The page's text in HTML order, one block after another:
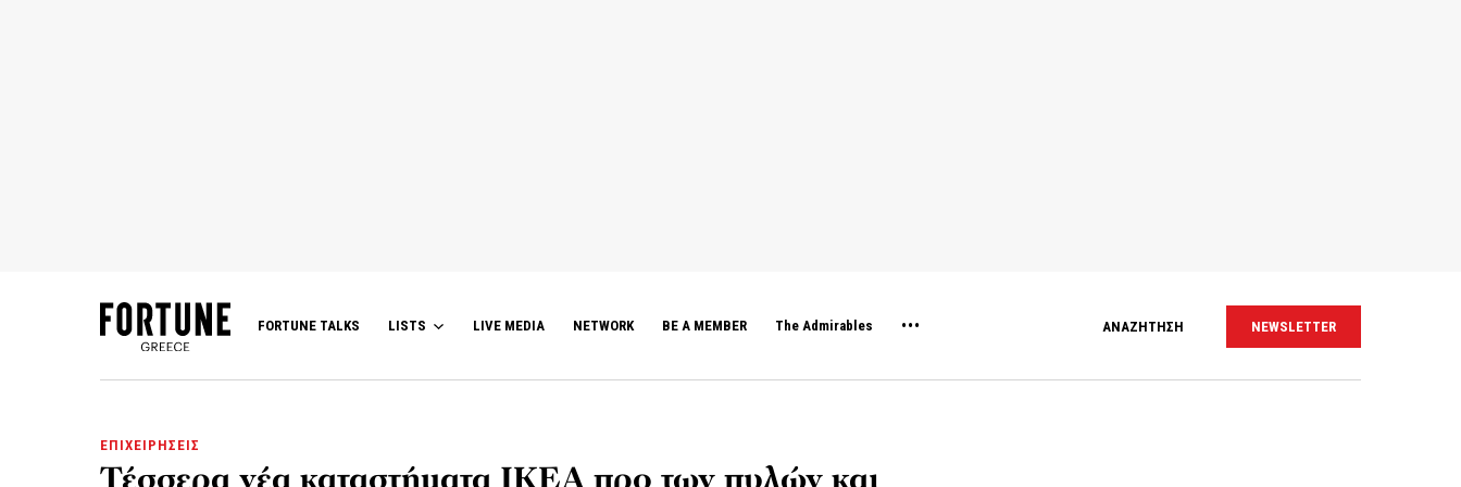
FORTUNE TALKS LISTS LIVE MEDIA NETWORK BE A MEMBER The Admirables ΑΝΑΖΗΤΗΣΗ NEWSLETTER
ΕΠΙΧΕΙΡΗΣΕΙΣ